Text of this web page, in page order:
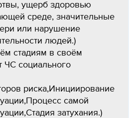
ущерб здоровью
среде, значительные
или нарушение
людей.)
стадиям в своём
ЧС социального
риска,Инициирование
самой
затухания.)